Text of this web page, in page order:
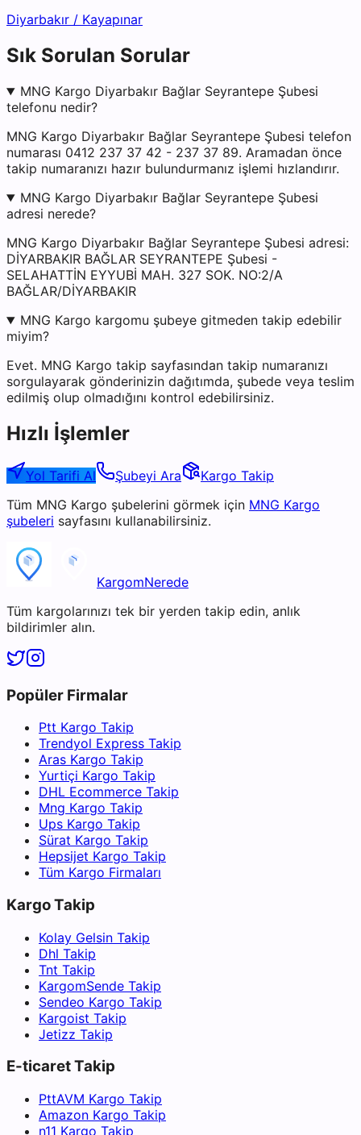
Diyarbakır / Kayapınar
Sık Sorulan Sorular
MNG Kargo Diyarbakır Bağlar Seyrantepe Şubesi
telefonu nedir?
MNG Kargo Diyarbakır Bağlar Seyrantepe Şubesi telefon
numarası 0412 237 37 42 - 237 37 89. Aramadan önce
takip numaranızı hazır bulundurmanız işlemi hızlandırır.
MNG Kargo Diyarbakır Bağlar Seyrantepe Şubesi
adresi nerede?
MNG Kargo Diyarbakır Bağlar Seyrantepe Şubesi adresi:
DİYARBAKIR BAĞLAR SEYRANTEPE Şubesi -
SELAHATTİN EYYUBİ MAH. 327 SOK. NO:2/A
BAĞLAR/DİYARBAKIR
MNG Kargo kargomu şubeye gitmeden takip edebilir
miyim?
Evet. MNG Kargo takip sayfasından takip numaranızı
sorgulayarak gönderinizin dağıtımda, şubede veya teslim
edilmiş olup olmadığını kontrol edebilirsiniz.
Hızlı İşlemler
Yol Tarifi Al Şubeyi Ara
Kargo Takip
Tüm MNG Kargo şubelerini görmek için MNG Kargo
şubeleri sayfasını kullanabilirsiniz.
KargomNerede
Tüm kargolarınızı tek bir yerden takip edin, anlık
bildirimler alın.
Popüler Firmalar
Ptt Kargo Takip
Trendyol Express Takip
Aras Kargo Takip
Yurtiçi Kargo Takip
DHL Ecommerce Takip
Mng Kargo Takip
Ups Kargo Takip
Sürat Kargo Takip
Hepsijet Kargo Takip
Tüm Kargo Firmaları
Kargo Takip
Kolay Gelsin Takip
Dhl Takip
Tnt Takip
KargomSende Takip
Sendeo Kargo Takip
Kargoist Takip
Jetizz Takip
E-ticaret Takip
PttAVM Kargo Takip
Amazon Kargo Takip
n11 Kargo Takip